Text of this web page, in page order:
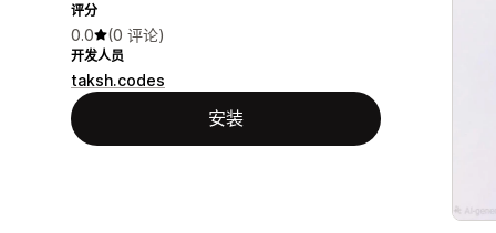
评分
0.0 (0 评论)
开发人员
taksh.codes
安装